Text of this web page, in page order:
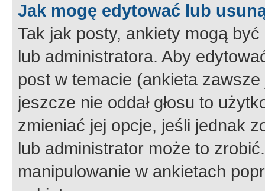
Jak mogę edytować lub
Tak jak posty, ankiety mogą
lub administratora. Aby
post w temacie (ankieta
jeszcze nie oddał głosu to
zmieniać jej opcje, jeśli jednak
lub administrator może to
manipulowanie w ankietach